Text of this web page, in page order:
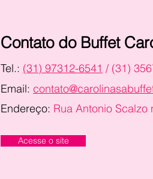
Contato do Buffet
Tel.: (31) 97312-6541 / (31)
Email:
Endereço: Rua Antonio Scalzo
Acesse o site